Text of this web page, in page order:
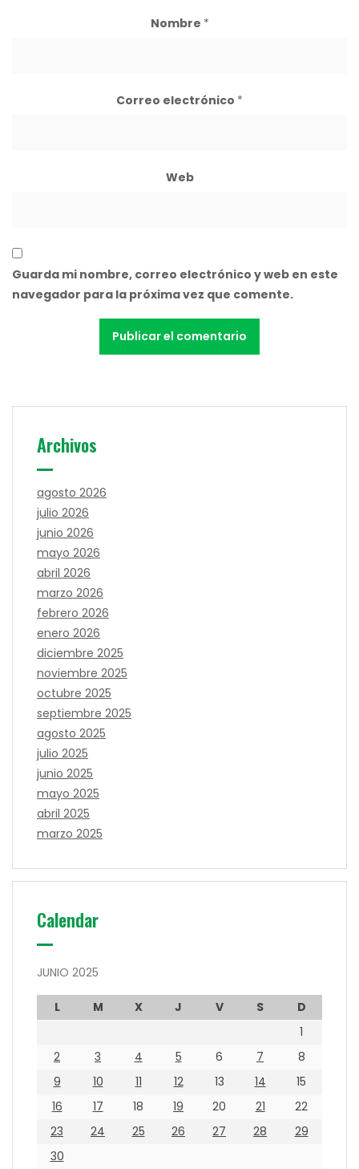
Nombre *
Correo electrónico *
Web
Guarda mi nombre, correo electrónico y web en este
navegador para la próxima vez que comente.
Archivos
agosto 2026
julio 2026
junio 2026
mayo 2026
abril 2026
marzo 2026
febrero 2026
enero 2026
diciembre 2025
noviembre 2025
octubre 2025
septiembre 2025
agosto 2025
julio 2025
junio 2025
mayo 2025
abril 2025
marzo 2025
Calendar
JUNIO 2025
L M X J V S
D
1
2
3 4 5 6 7
8
9
10 11 12 13 14
15
16
17 18 19 20 21
22
23
24 25 26 27 28
29
30